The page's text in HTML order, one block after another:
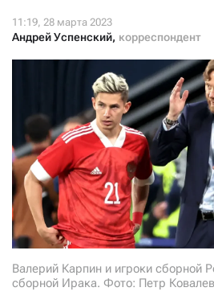
Андрей Успенский, корреспондент
Валерий Карпин и игроки сборной
сборной Ирака. Фото: Петр
Нажимая кнопку «Стать
условия и подтверждаю
СТАТЬ
ПОДЕЛИТЬСЯ С
Если у вас есть вопросы, пишите
звоните:
+7 (929) 612-03-68